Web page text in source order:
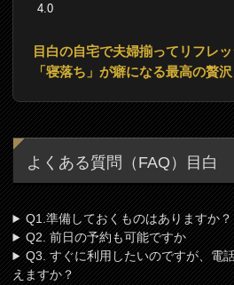
4.0
目白の自宅で夫婦揃ってリフレ
「寝落ち」が癖になる最高の贅沢
よくある質問（FAQ）目白
Q1.準備しておくものはありますか？
Q2. 前日の予約も可能ですか
Q3. すぐに利用したいのですが、電
えますか？